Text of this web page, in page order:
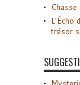
L’Écho
trésor